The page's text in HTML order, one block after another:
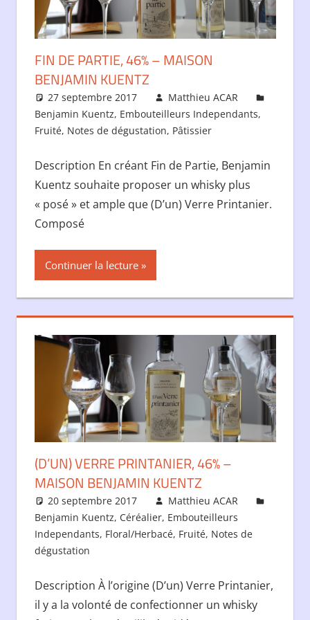
FIN DE PARTIE, 46% – MAISON
BENJAMIN KUENTZ
27 septembre 2017
Matthieu ACAR
Benjamin Kuentz, Embouteilleurs Independants,
Fruité, Notes de dégustation, Pâtissier
Description En créant Fin de Partie, Benjamin
Kuentz souhaite proposer un whisky plus
« posé » et ample que (D’un) Verre Printanier.
Composé
Continuer la lecture
(D’UN) VERRE PRINTANIER, 46% –
MAISON BENJAMIN KUENTZ
20 septembre 2017
Matthieu ACAR
Benjamin Kuentz, Céréalier, Embouteilleurs
Independants, Floral/Herbacé, Fruité, Notes de
dégustation
Description À l’origine (D’un) Verre Printanier,
il y a la volonté de confectionner un whisky